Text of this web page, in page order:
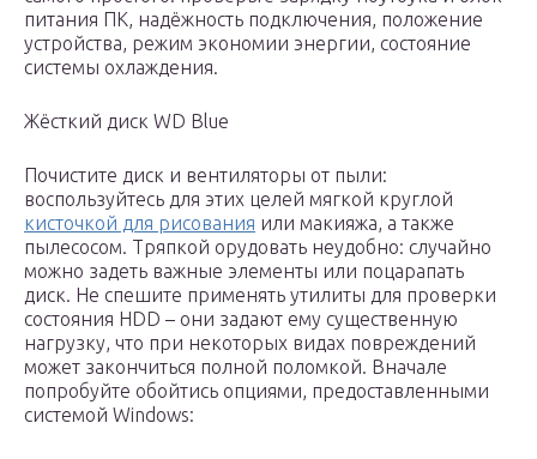
питания ПК, надёжность подключения, положение
устройства, режим экономии энергии, состояние
системы охлаждения.
Жёсткий диск WD Blue
Почистите диск и вентиляторы от пыли:
воспользуйтесь для этих целей мягкой круглой
кисточкой для рисования или макияжа, а также
пылесосом. Тряпкой орудовать неудобно: случайно
можно задеть важные элементы или поцарапать
диск. Не спешите применять утилиты для проверки
состояния HDD – они задают ему существенную
нагрузку, что при некоторых видах повреждений
может закончиться полной поломкой. Вначале
попробуйте обойтись опциями, предоставленными
системой Windows: